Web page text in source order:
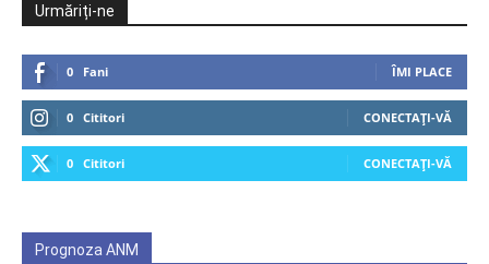
Urmăriți-ne
0 Fani ÎMI PLACE
0 Cititori CONECTAȚI-VĂ
0 Cititori CONECTAȚI-VĂ
Prognoza ANM